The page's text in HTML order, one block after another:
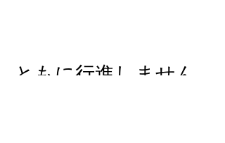
ともに行進しません